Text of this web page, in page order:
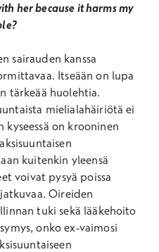
her because it harms my
sairauden kanssa
Itseään on lupa
tärkeää huolehtia.
mielialahäiriötä ei
on krooninen
kuitenkin yleensä
voivat pysyä poissa
Oireiden
tuki sekä lääkehoito
onko ex-vaimosi